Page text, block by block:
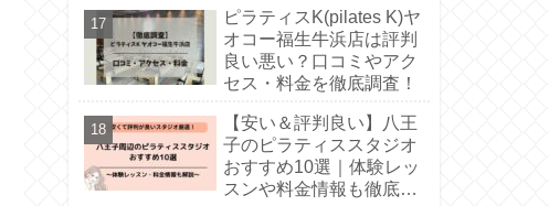
ピラティスK(pilates K)ヤ
オコー福生牛浜店は評判
良い悪い？口コミやアク
セス・料金を徹底調査！
【安い＆評判良い】八王
子のピラティススタジオ
おすすめ10選｜体験レッ
スンや料金情報も徹底解